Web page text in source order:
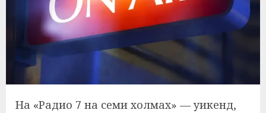
На «Радио 7 на семи холмах» — уикенд,